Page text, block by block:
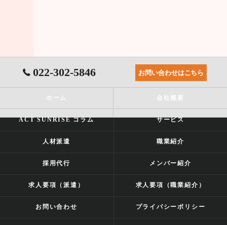
022-302-5846 お問い合わせはこちら
ホーム 会社概要
ACT SUNRISE コラム サービス
人材派遣 職業紹介
採用代行 メンバー紹介
求人要項（派遣） 求人要項（職業紹介）
お問い合わせ プライバシーポリシー